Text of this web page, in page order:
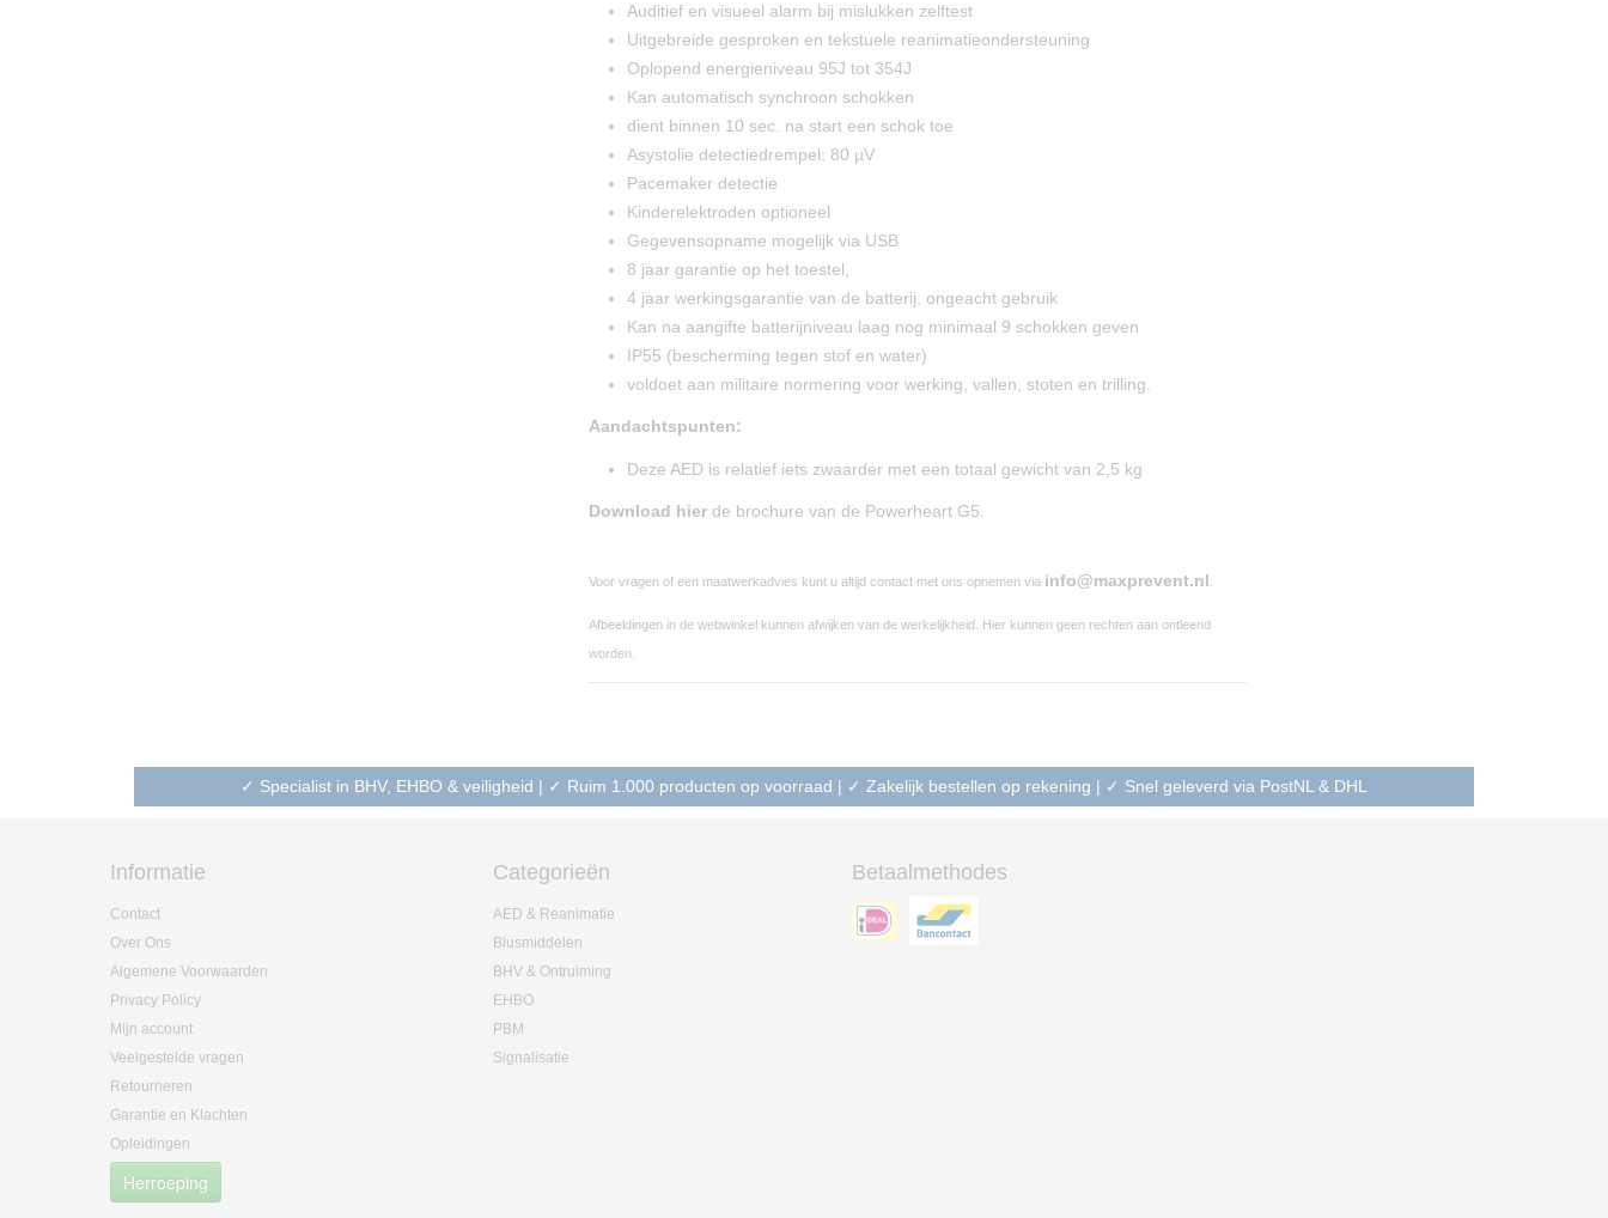
Auditief en visueel alarm bij mislukken zelftest
Uitgebreide gesproken en tekstuele reanimatieondersteuning
Oplopend energieniveau 95J tot 354J
Kan automatisch synchroon schokken
dient binnen 10 sec. na start een schok toe
Asystolie detectiedrempel: 80 µV
Pacemaker detectie
Kinderelektroden optioneel
Gegevensopname mogelijk via USB
8 jaar garantie op het toestel,
4 jaar werkingsgarantie van de batterij, ongeacht gebruik
Kan na aangifte batterijniveau laag nog minimaal 9 schokken geven
IP55 (bescherming tegen stof en water)
voldoet aan militaire normering voor werking, vallen, stoten en trilling.
Aandachtspunten:
Deze AED is relatief iets zwaarder met een totaal gewicht van 2,5 kg
Download hier de brochure van de Powerheart G5.
Voor vragen of een maatwerkadvies kunt u altijd contact met ons opnemen via info@maxprevent.nl
Afbeeldingen in de webwinkel kunnen afwijken van de werkelijkheid. Hier kunnen geen rechten aan ontleend
worden.
✓ Specialist in BHV, EHBO & veiligheid | ✓ Ruim 1.000 producten op voorraad | ✓ Zakelijk bestellen op rekening | ✓ Snel geleverd via PostNL & DHL
Informatie
Contact
Over Ons
Algemene Voorwaarden
Privacy Policy
Mijn account
Veelgestelde vragen
Retourneren
Garantie en Klachten
Opleidingen
Herroeping
Categorieën
AED & Reanimatie
Blusmiddelen
BHV & Ontruiming
EHBO
PBM
Signalisatie
Betaalmethodes